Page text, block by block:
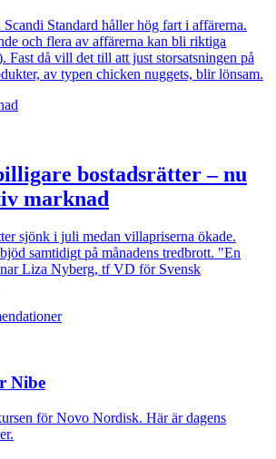
Standard håller hög fart i affärerna.
och flera av affärerna kan bli riktiga
Fast då vill det till att just storsatsningen på
av typen chicken nuggets, blir lönsam.
bostadsrätter – nu
marknad
sjönk i juli medan villapriserna ökade.
samtidigt på månadens tredbrott. "En
Liza Nyberg, tf VD för Svensk
Nibe
för Novo Nordisk. Här är dagens